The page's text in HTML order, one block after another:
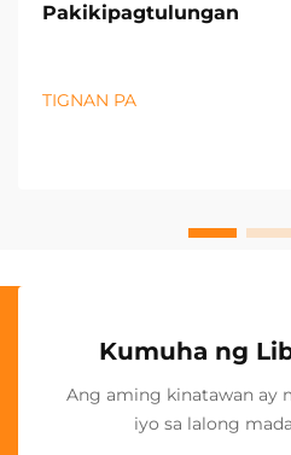
Pakikipagtulungan
TIGNAN PA
Kumuha ng
Ang aming kinatawan ay
iyo sa lalong